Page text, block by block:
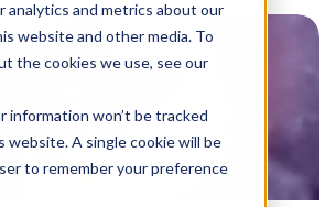
analytics and metrics about our
website and other media. To
the cookies we use, see our
information won’t be tracked
website. A single cookie will be
to remember your preference